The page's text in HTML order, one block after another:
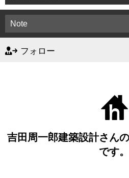
フォロー
吉田周一郎建築設計さん
です。